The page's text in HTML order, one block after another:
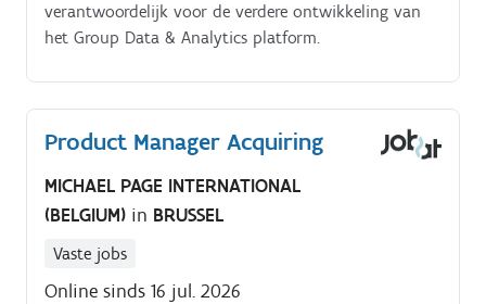
verantwoordelijk voor de verdere ontwikkeling van
het Group Data & Analytics platform.
Product Manager Acquiring
MICHAEL PAGE INTERNATIONAL
(BELGIUM) in BRUSSEL
Vaste jobs
Online sinds 16 jul. 2026